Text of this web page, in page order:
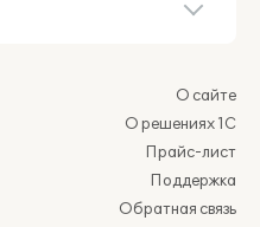
О сайте
О решениях 1С
Прайс-лист
Поддержка
Обратная связь